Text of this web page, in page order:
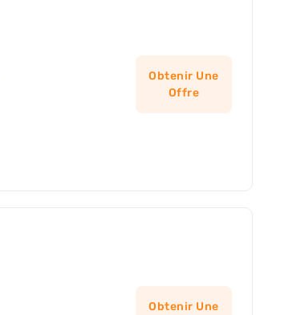
Obtenir Une
Offre
Obtenir Une